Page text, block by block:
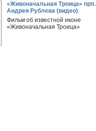
«Живоначальная Троица» прп.
Андрея Рублева (видео)
Фильм об известной иконе
«Живоначальная Троица»